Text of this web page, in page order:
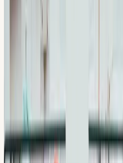
Ta körkort i Slagsta
Bor du i Slagsta har du vår lokal
hörnet, närmare än så blir det
Testlektion 60 min 300 kr800 kr
Boka iHallunda
08-512 55